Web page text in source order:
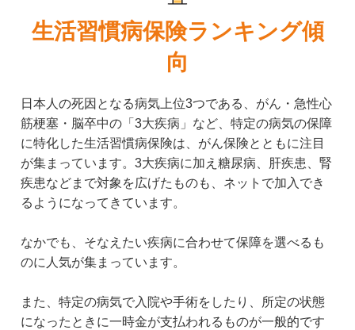
生活習慣病保険ランキング傾
向
日本人の死因となる病気上位3つである、がん・急性心
筋梗塞・脳卒中の「3大疾病」など、特定の病気の保障
に特化した生活習慣病保険は、がん保険とともに注目
が集まっています。3大疾病に加え糖尿病、肝疾患、腎
疾患などまで対象を広げたものも、ネットで加入でき
るようになってきています。
なかでも、そなえたい疾病に合わせて保障を選べるも
のに人気が集まっています。
また、特定の病気で入院や手術をしたり、所定の状態
になったときに一時金が支払われるものが一般的です